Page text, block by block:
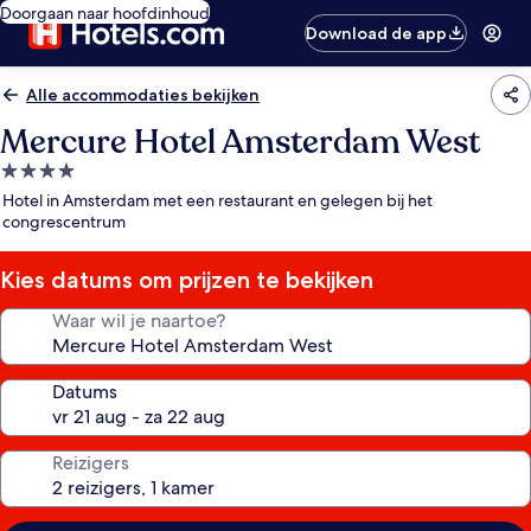
Doorgaan naar hoofdinhoud
Download de app
Alle accommodaties bekijken
Mercure Hotel Amsterdam West
4.0-
sterrenaccommodatie
Hotel in Amsterdam met een restaurant en gelegen bij het
congrescentrum
Kies datums om prijzen te bekijken
Waar wil je naartoe?
Datums
Reizigers